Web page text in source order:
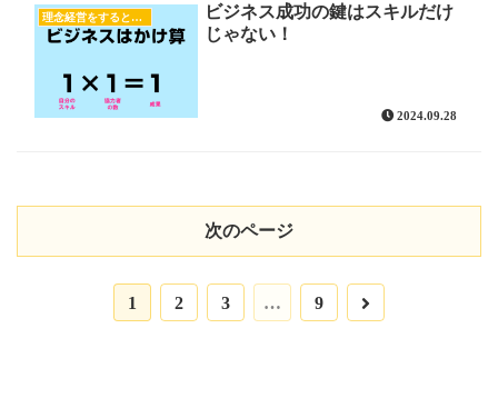
理念経営をすると売上が上がる！
ビジネス成功の鍵はスキルだけ
じゃない！
2024.09.28
次のページ
1 2 3 … 9
次